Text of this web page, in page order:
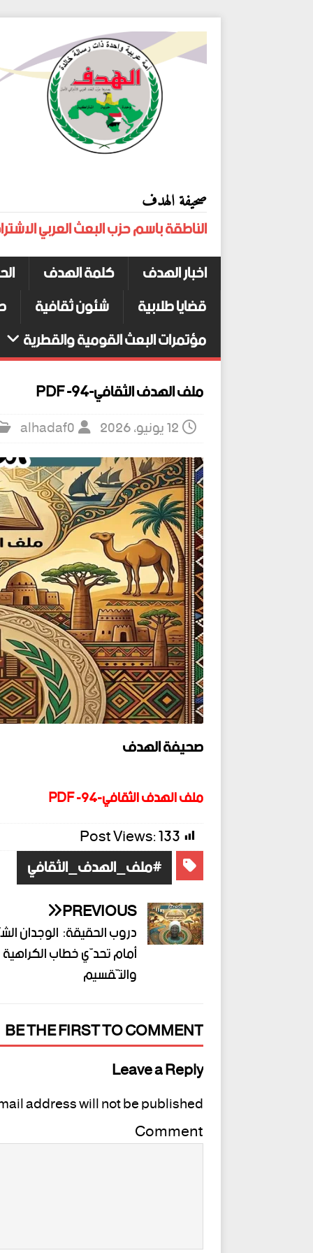
صحيفة الهدف
الناطقة باسم حزب البعث العربي
اخبار الهدف
كلمة الهدف
قضايا طلابية
شئون ثقافية
مؤتمرات البعث القومية والقطرية
ملف الهدف الثقافي-94- PDF
12 يونيو، 2026 alhadaf0
صحيفة الهدف
ملف الهدف الثقافي-94- PDF
Post Views:133
#ملف_الهدف_الثقافي
PREVIOUS
دروب الحقيقة: الوجدان
أمام تحدّي خطاب الكراهية
والتّقسيم
BE THE FIRST TO COMMENT
Leave a Reply
address will not be published.
Comment